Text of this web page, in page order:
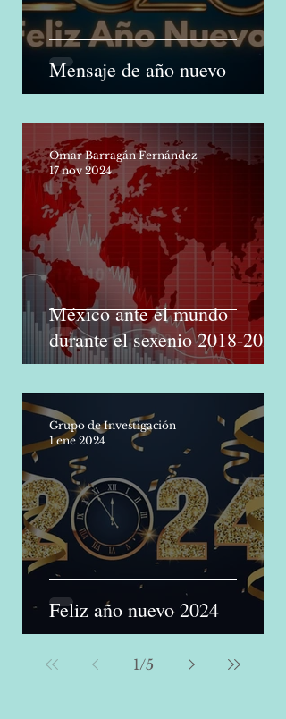
Mensaje de año nuevo
México ante el mundo
durante el sexenio 2018-2024
Omar Barragán Fernández
17 nov 2024
Feliz año nuevo 2024
Grupo de Investigación
1 ene 2024